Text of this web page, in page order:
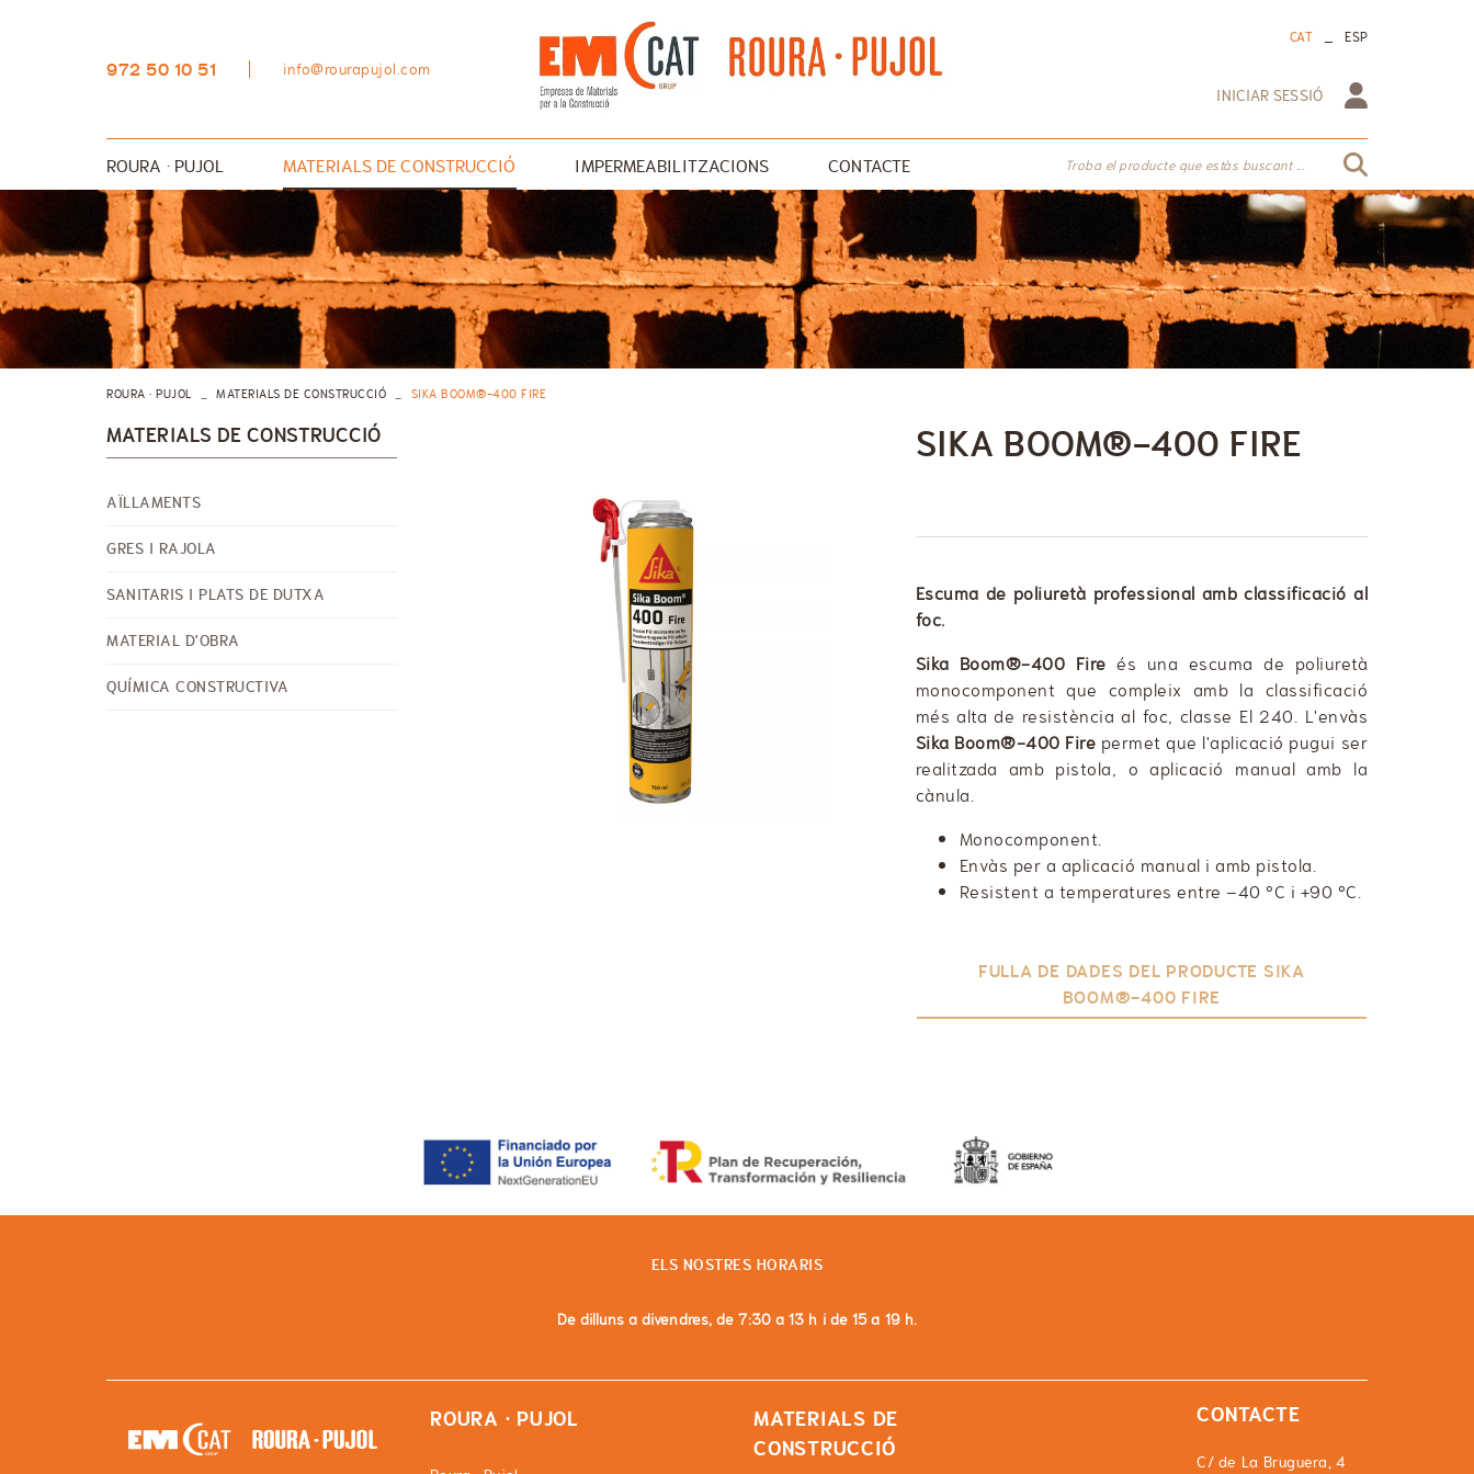
972 50 10 51 info@rourapujol.com
CAT _ ESP
INICIAR SESSIÓ
ROURA · PUJOL MATERIALS DE CONSTRUCCIÓ
AÏLLAMENTS
GRES I RAJOLA
SANITARIS I PLATS DE DUTXA
MATERIAL D'OBRA
QUÍMICA CONSTRUCTIVA
IMPERMEABILITZACIONS CONTACTE Troba el producte que estàs buscant ...
ROURA · PUJOL MATERIALS DE CONSTRUCCIÓ SIKA BOOM®-400 FIRE
SIKA BOOM®-400 FIRE
Escuma de poliuretà professional amb classificació al
foc.
Sika Boom®-400 Fire és una escuma de poliuretà
monocomponent que compleix amb la classificació
més alta de resistència al foc, classe El 240. L'envàs
Sika Boom®-400 Fire permet que l'aplicació pugui ser
realitzada amb pistola, o aplicació manual amb la
cànula.
Monocomponent.
Envàs per a aplicació manual i amb pistola.
Resistent a temperatures entre –40 ºC i +90 ºC.
FULLA DE DADES DEL PRODUCTE SIKA
BOOM®-400 FIRE
MATERIALS DE CONSTRUCCIÓ
AÏLLAMENTS
GRES I RAJOLA
SANITARIS I PLATS DE DUTXA
MATERIAL D'OBRA
QUÍMICA CONSTRUCTIVA
ELS NOSTRES HORARIS
De dilluns a divendres, de 7:30 a 13 h i de 15 a 19 h.
ROURA · PUJOL
MATERIALS DE
CONSTRUCCIÓ
CONTACTE
C/ de La Bruguera, 4